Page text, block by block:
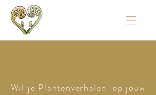
Wil je Plantenverhalen op jouw